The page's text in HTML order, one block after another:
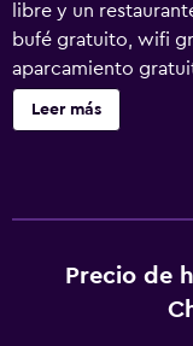
libre y un
bufé gratuito, wifi
aparcamiento
bares o salas, un
Christofinia Hotel
equipados con
personal gratuitos.
Leer más
Precio de